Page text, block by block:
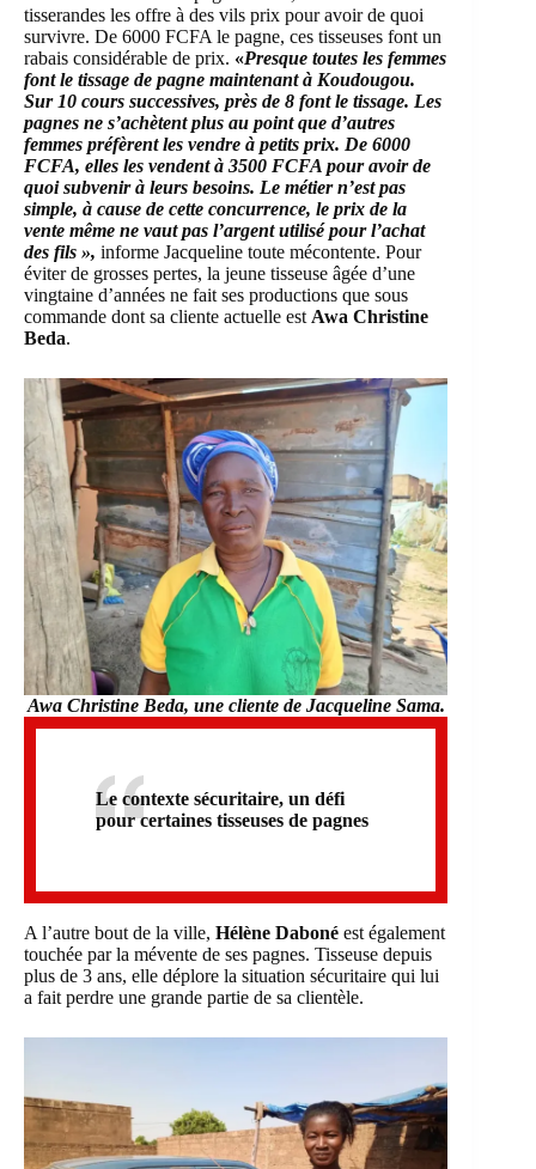
tisserandes les offre à des vils prix pour avoir de quoi
survivre. De 6000 FCFA le pagne, ces tisseuses font un
rabais considérable de prix. «Presque toutes les femmes
font le tissage de pagne maintenant à Koudougou.
Sur 10 cours successives, près de 8 font le tissage. Les
pagnes ne s’achètent plus au point que d’autres
femmes préfèrent les vendre à petits prix. De 6000
FCFA, elles les vendent à 3500 FCFA pour avoir de
quoi subvenir à leurs besoins. Le métier n’est pas
simple, à cause de cette concurrence, le prix de la
vente même ne vaut pas l’argent utilisé pour l’achat
des fils », informe Jacqueline toute mécontente. Pour
éviter de grosses pertes, la jeune tisseuse âgée d’une
vingtaine d’années ne fait ses productions que sous
commande dont sa cliente actuelle est Awa Christine
Beda.
Awa Christine Beda, une cliente de Jacqueline Sama.
Le contexte sécuritaire, un défi
pour certaines tisseuses de pagnes
A l’autre bout de la ville, Hélène Daboné est également
touchée par la mévente de ses pagnes. Tisseuse depuis
plus de 3 ans, elle déplore la situation sécuritaire qui lui
a fait perdre une grande partie de sa clientèle.